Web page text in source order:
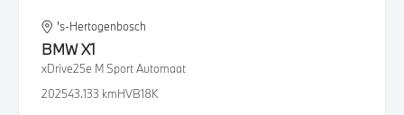
's-Hertogenbosch
BMWX1
xDrive25e M Sport Automaat
202543.133 kmHVB18K